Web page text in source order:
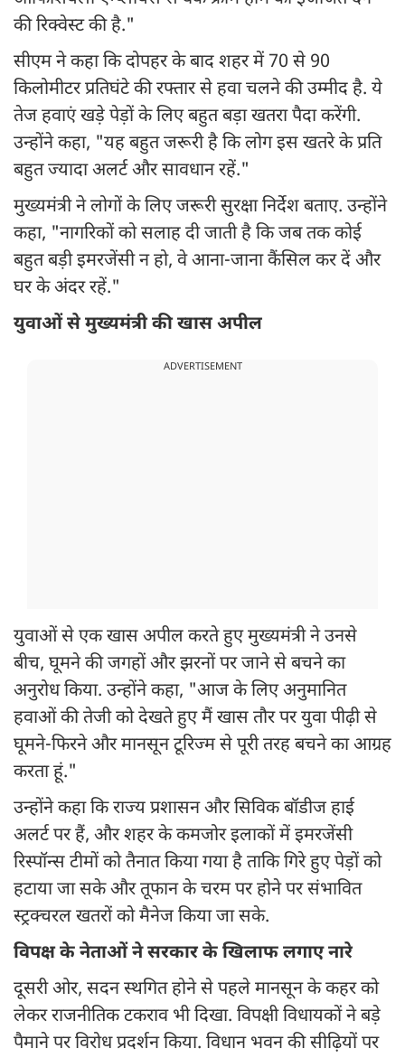
की रिक्वेस्ट की है."
सीएम ने कहा कि दोपहर के बाद शहर में 70 से 90
किलोमीटर प्रतिघंटे की रफ्तार से हवा चलने की उम्मीद है. ये
तेज हवाएं खड़े पेड़ों के लिए बहुत बड़ा खतरा पैदा करेंगी.
उन्होंने कहा, "यह बहुत जरूरी है कि लोग इस खतरे के प्रति
बहुत ज्यादा अलर्ट और सावधान रहें."
मुख्यमंत्री ने लोगों के लिए जरूरी सुरक्षा निर्देश बताए. उन्होंने
कहा, "नागरिकों को सलाह दी जाती है कि जब तक कोई
बहुत बड़ी इमरजेंसी न हो, वे आना-जाना कैंसिल कर दें और
घर के अंदर रहें."
युवाओं से मुख्यमंत्री की खास अपील
ADVERTISEMENT
युवाओं से एक खास अपील करते हुए मुख्यमंत्री ने उनसे
बीच, घूमने की जगहों और झरनों पर जाने से बचने का
अनुरोध किया. उन्होंने कहा, "आज के लिए अनुमानित
हवाओं की तेजी को देखते हुए मैं खास तौर पर युवा पीढ़ी से
घूमने-फिरने और मानसून टूरिज्म से पूरी तरह बचने का आग्रह
करता हूं."
उन्होंने कहा कि राज्य प्रशासन और सिविक बॉडीज हाई
अलर्ट पर हैं, और शहर के कमजोर इलाकों में इमरजेंसी
रिस्पॉन्स टीमों को तैनात किया गया है ताकि गिरे हुए पेड़ों को
हटाया जा सके और तूफान के चरम पर होने पर संभावित
स्ट्रक्चरल खतरों को मैनेज किया जा सके.
विपक्ष के नेताओं ने सरकार के खिलाफ लगाए नारे
दूसरी ओर, सदन स्थगित होने से पहले मानसून के कहर को
लेकर राजनीतिक टकराव भी दिखा. विपक्षी विधायकों ने बड़े
पैमाने पर विरोध प्रदर्शन किया. विधान भवन की सीढ़ियों पर